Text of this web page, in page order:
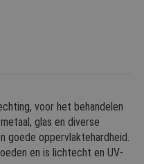
voor het behandelen
glas en diverse
goede oppervlaktehardheid.
en is lichtecht en UV-